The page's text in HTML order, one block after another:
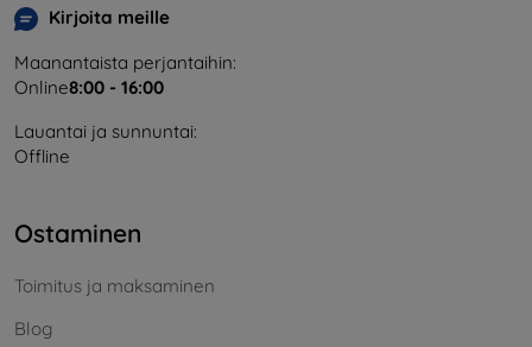
Kirjoita meille
Maanantaista perjantaihin:
Online8:00 - 16:00
Lauantai ja sunnuntai:
Offline
Ostaminen
Toimitus ja maksaminen
Blog